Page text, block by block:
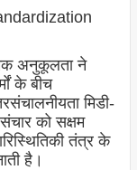
अनुकूलता ने
के बीच
मिडी-
को सक्षम
तंत्र के
है।